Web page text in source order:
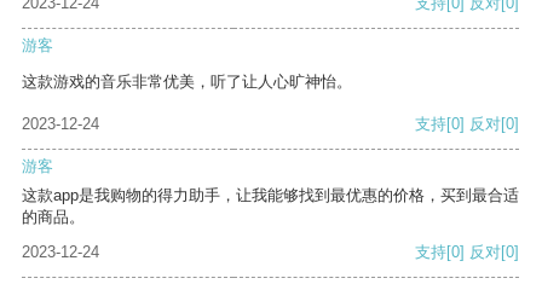
游客
这款游戏的音乐非常优美，听了让人心旷神怡。
2023-12-24 支持[0] 反对[0]
游客
这款app是我购物的得力助手，让我能够找到最优惠的价格，买到最合适
的商品。
2023-12-24
支持[0] 反对[0]